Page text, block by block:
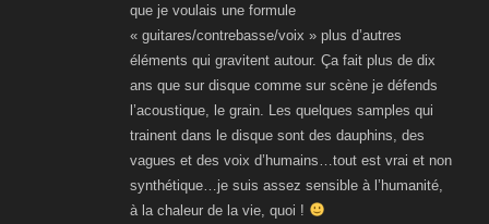
que je voulais une formule
« guitares/contrebasse/voix » plus d’autres
éléments qui gravitent autour. Ça fait plus de dix
ans que sur disque comme sur scène je défends
l’acoustique, le grain. Les quelques samples qui
trainent dans le disque sont des dauphins, des
vagues et des voix d’humains…tout est vrai et non
synthétique…je suis assez sensible à l’humanité,
à la chaleur de la vie, quoi !